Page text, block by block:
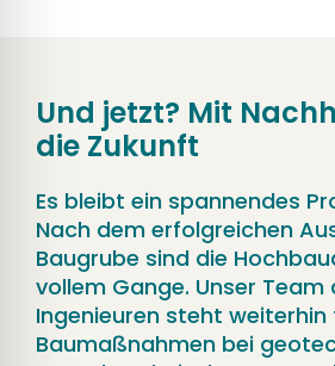
Und jetzt? Mit
die Zukunft
Es bleibt ein spannendes
Nach dem erfolgreichen
Baugrube sind die
vollem Gange. Unser Team
Ingenieuren steht weiterhin
Baumaßnahmen bei